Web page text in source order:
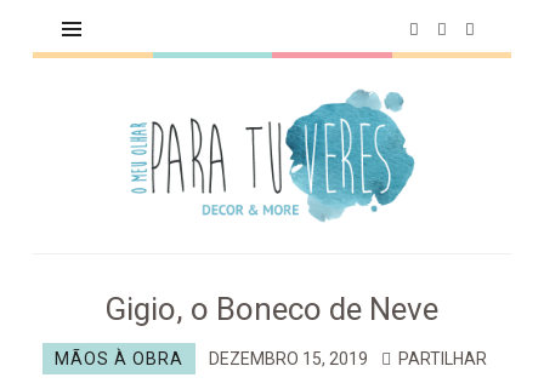
MEU
OLHAR
PARA
Gigio, o Boneco de Neve
MÃOS À OBRA DEZEMBRO 15, 2019 PARTILHAR